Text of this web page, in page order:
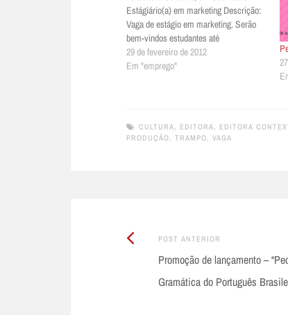
Estágiário(a) em marketing Descrição:
Vaga de estágio em marketing. Serão
bem-vindos estudantes até
o 5º semestre de Publicidade,
Propaganda e Marketing.
de negociação, conhecimento de
Photoshop, Dreamweaver e boa
redação. Horário: 6 horas diárias
29 de fevereiro de 2012
Em "emprego"
CULTURA EDITORA EDITORA
PRODUÇÃO
TRAMPO VAGA
Post
navigation
POST ANTERIOR
Anterior:
Promoção de lançamento –
Gramática do Português